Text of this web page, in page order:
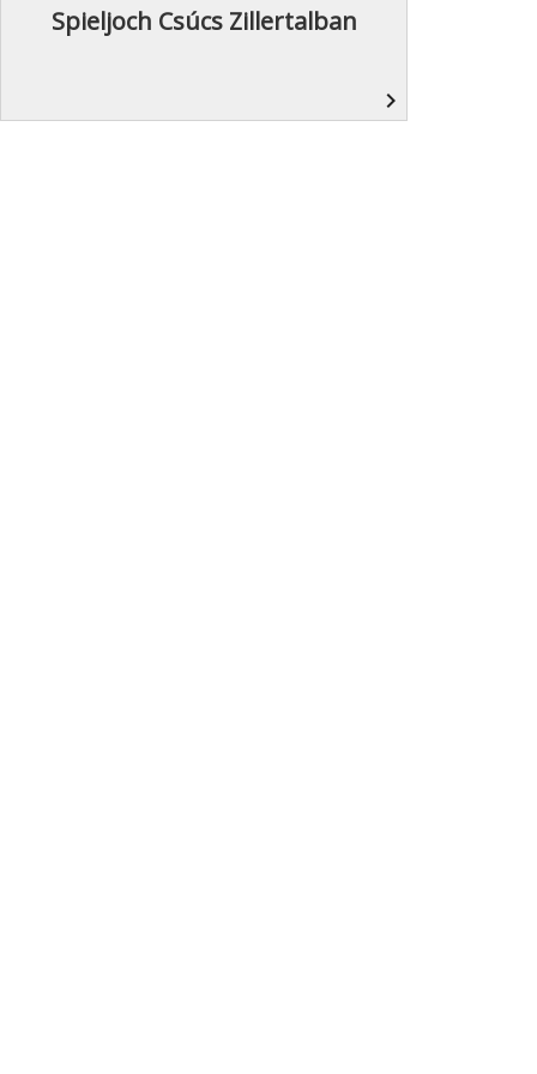
Spieljoch Csúcs Zillertalban
navigate_next